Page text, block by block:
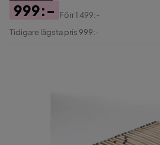
Pris
999:-
Original
Förr1 499:-
Tidigare lägsta pris 999:-